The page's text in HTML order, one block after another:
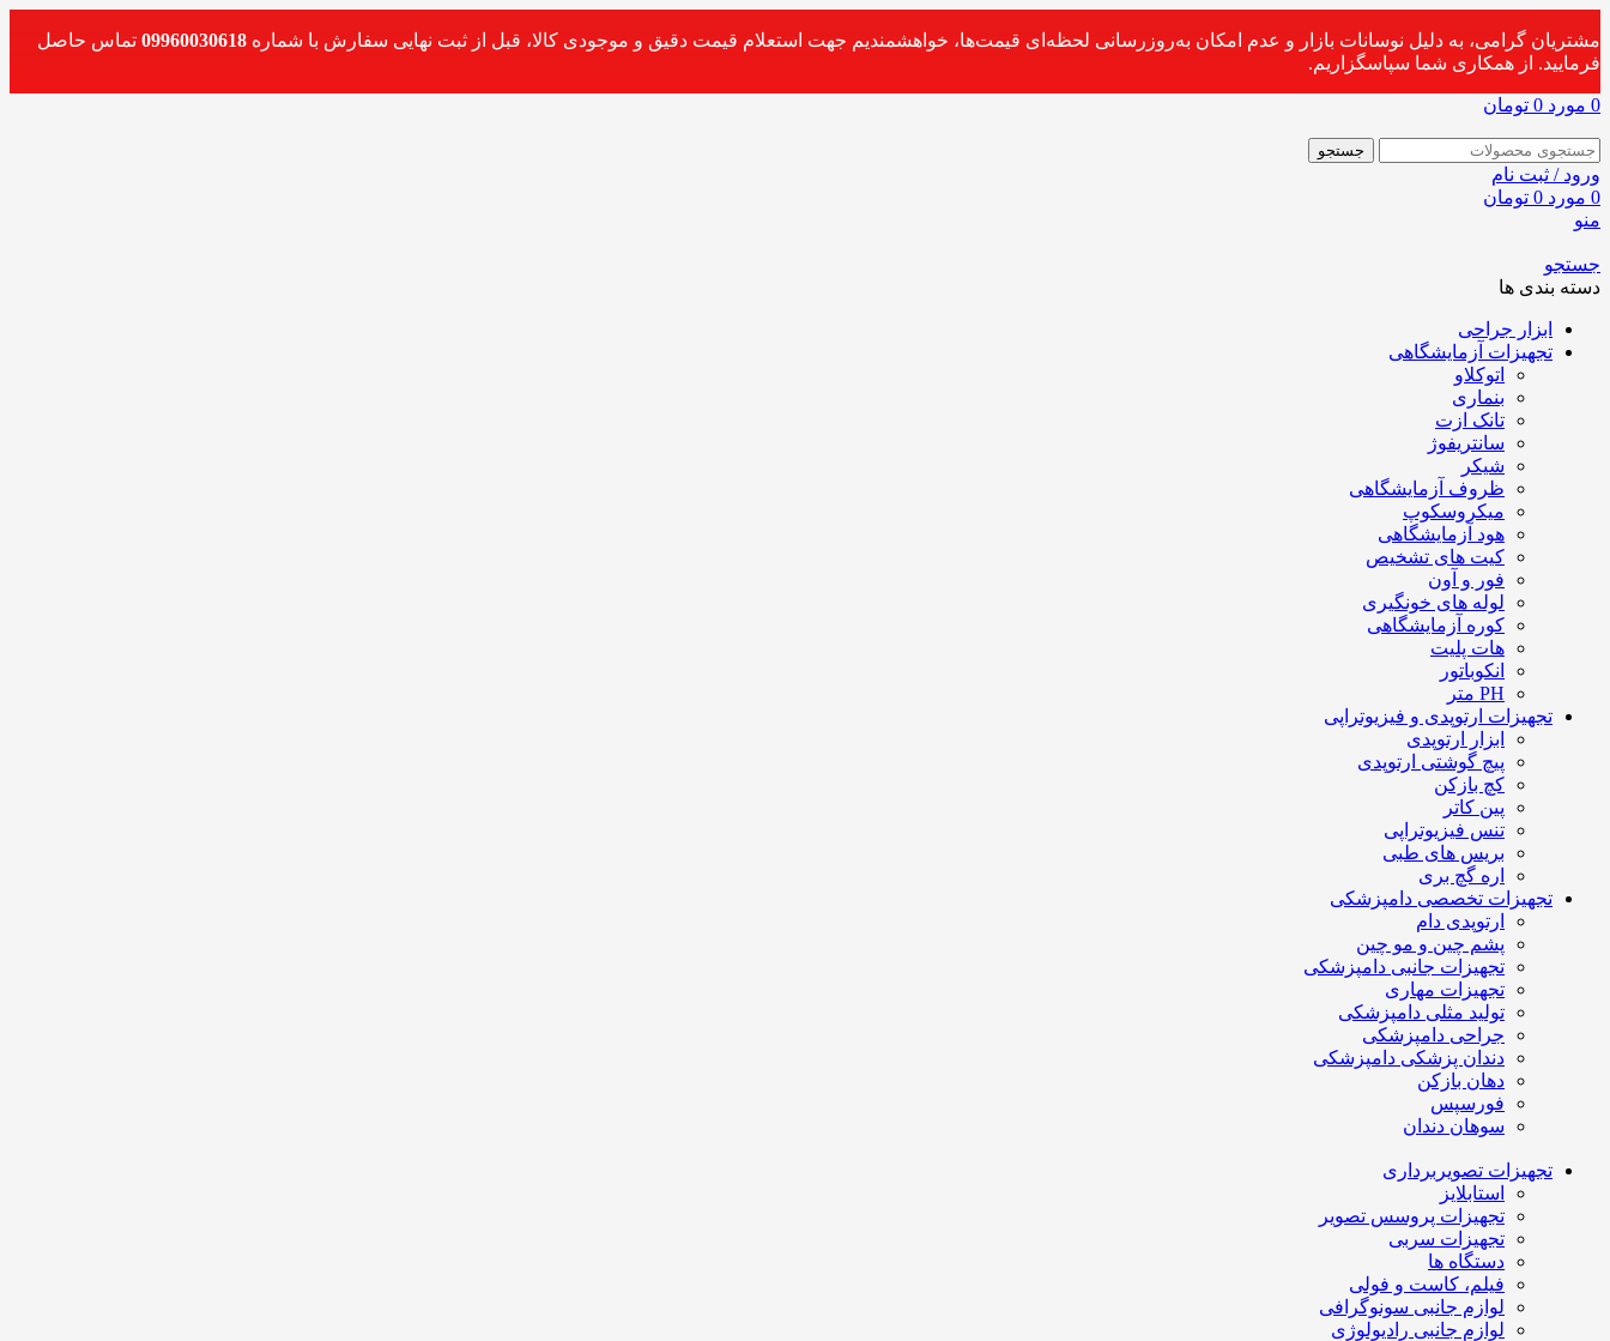
مشتریان گرامی، به دلیل نوسانات بازار و عدم امکان به‌روزرسانی لحظه‌ای قیمت‌ها، خواهشمندیم جهت استعلام قیمت دقیق و موجودی کالا، قبل از ثبت نهایی سفارش با شماره 09960030618 تماس حاصل
فرمایید. از همکاری شما سپاسگزاریم.
0 مورد 0 تومان
جستجو
ورود / ثبت نام
0 مورد 0 تومان
منو
جستجو
دسته بندی ها
ابزار جراحی
تجهیزات آزمایشگاهی
اتوکلاو
بنماری
تانک ازت
سانتریفوژ
شیکر
ظروف آزمایشگاهی
میکروسکوپ
هود آزمایشگاهی
کیت های تشخیص
فور و آون
لوله های خونگیری
کوره آزمایشگاهی
هات پلیت
انکوباتور
PH متر
تجهیزات ارتوپدی و فیزیوتراپی
ابزار ارتوپدی
پیچ گوشتی ارتوپدی
کچ بازکن
پین کاتر
تنس فیزیوتراپی
بریس های طبی
اره گچ بری
تجهیزات تخصصی دامپزشکی
ارتوپدی دام
پشم چین و مو چین
تجهیزات جانبی دامپزشکی
تجهیزات مهاری
تولید مثلی دامپزشکی
جراحی دامپزشکی
دندان پزشکی دامپزشکی
دهان بازکن
فورسپس
سوهان دندان
تجهیزات تصویربرداری
استابلایز
تجهیزات پروسس تصویر
تجهیزات سربی
دستگاه ها
فیلم، کاست و فولی
لوازم جانبی سونوگرافی
لوازم جانبی رادیولوژی